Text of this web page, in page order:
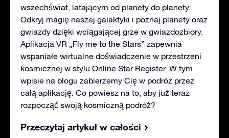
wszechświat, latającym od planety do planety.
Odkryj magię naszej galaktyki i poznaj planety oraz
gwiazdy dzięki wciągającej grze w gwiazdozbiory.
Aplikacja VR „Fly me to the Stars” zapewnia
wspaniałe wirtualne doświadczenie w przestrzeni
kosmicznej w stylu Online Star Register. W tym
wpisie na blogu zabierzemy Cię w podróż przez
całą aplikację. Co powiesz na to, aby już teraz
rozpocząć swoją kosmiczną podróż?
Przeczytaj artykuł w całości